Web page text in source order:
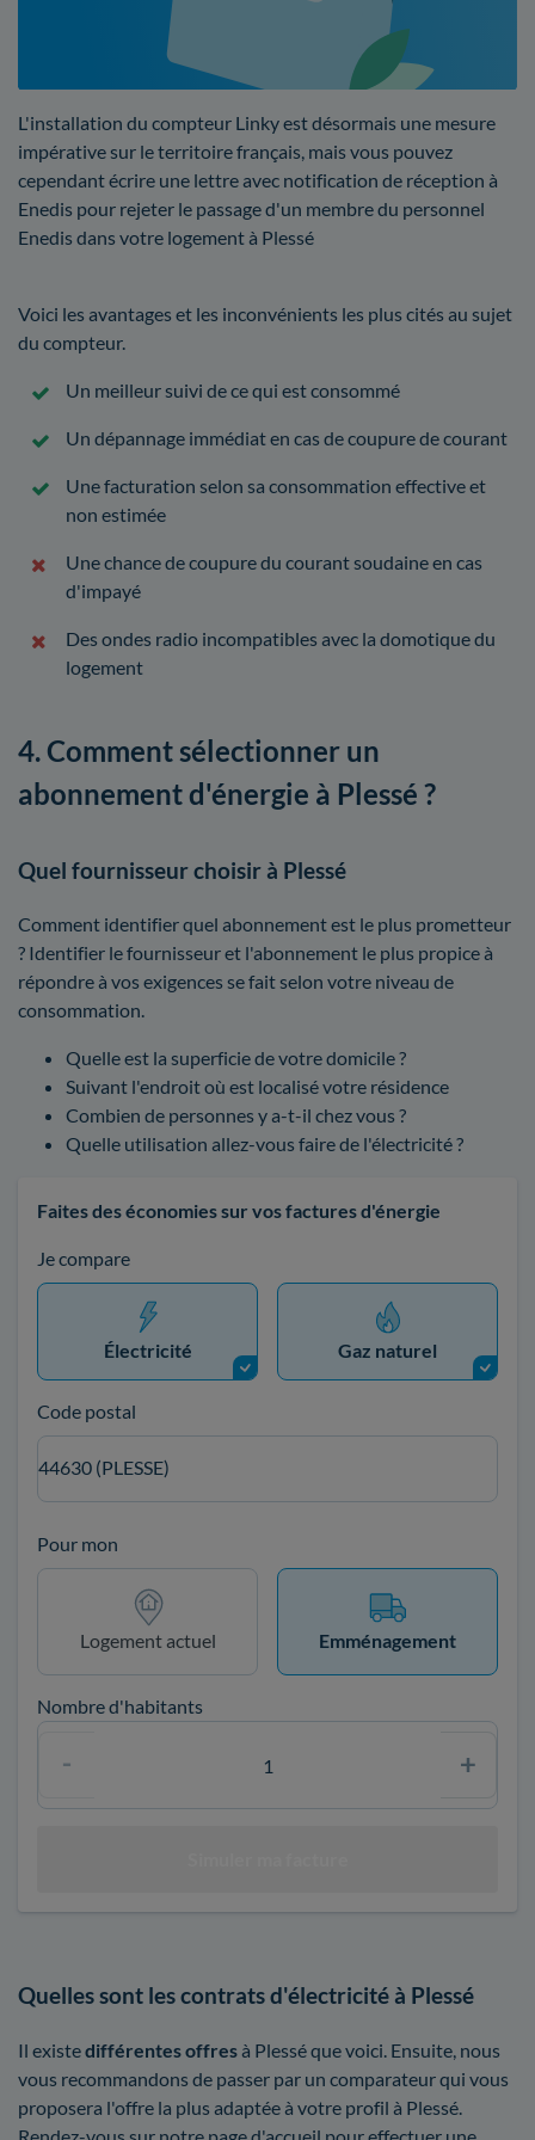
L'installation du compteur Linky est désormais une mesure
impérative sur le territoire français, mais vous pouvez
cependant écrire une lettre avec notification de réception à
Enedis pour rejeter le passage d'un membre du personnel
Enedis dans votre logement à Plessé
Voici les avantages et les inconvénients les plus cités au sujet
du compteur.
Un meilleur suivi de ce qui est consommé
Un dépannage immédiat en cas de coupure de courant
Une facturation selon sa consommation effective et
non estimée
Une chance de coupure du courant soudaine en cas
d'impayé
Des ondes radio incompatibles avec la domotique du
logement
4. Comment sélectionner un
abonnement d'énergie à Plessé ?
Quel fournisseur choisir à Plessé
Comment identifier quel abonnement est le plus prometteur
? Identifier le fournisseur et l'abonnement le plus propice à
répondre à vos exigences se fait selon votre niveau de
consommation.
Quelle est la superficie de votre domicile ?
Suivant l'endroit où est localisé votre résidence
Combien de personnes y a-t-il chez vous ?
Quelle utilisation allez-vous faire de l'électricité ?
Faites des économies sur vos factures d'énergie
Je compare
Électricité Gaz naturel
Code postal
44630 (PLESSE)
Pour mon
Logement actuel Emménagement
Nombre d'habitants
Quelles sont les contrats d'électricité à Plessé
Il existedifférentes offresà Plessé que voici. Ensuite, nous
vous recommandons de passer par un comparateur qui vous
proposera l'offre la plus adaptée à votre profil à Plessé.
Rendez-vous sur notre page d'accueil pour effectuer une